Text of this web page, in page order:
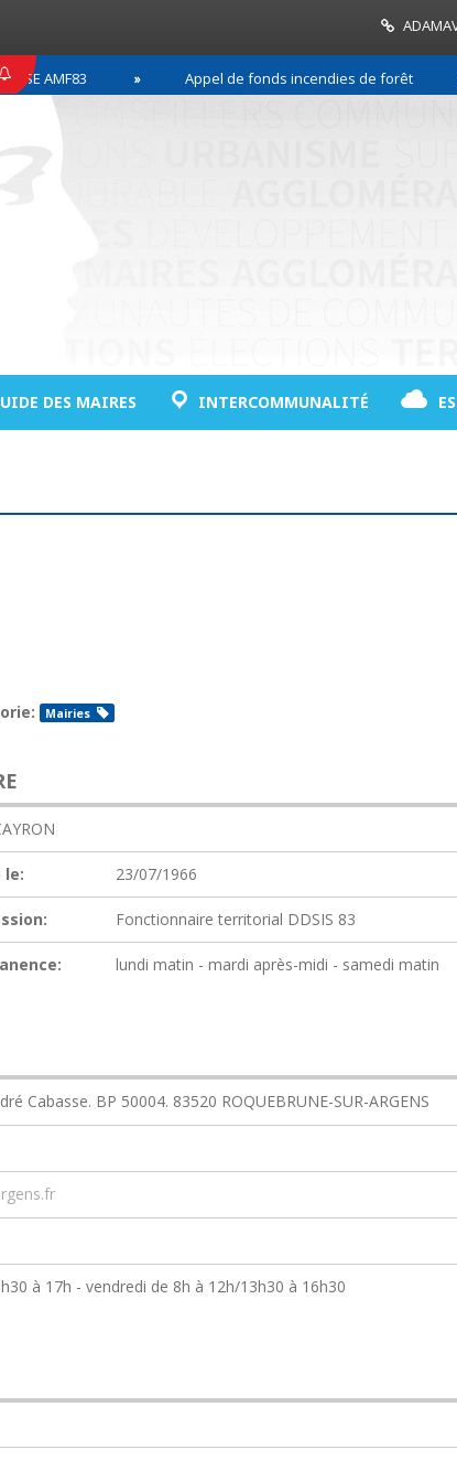
Appel de fonds incendies de forêt
DES MAIRES INTERCOMMUNALITÉ
Mairies
le: 23/07/1966
Fonctionnaire territorial DDSIS 83
lundi matin - mardi après-midi - samedi matin
Cabasse. BP 50004. 83520 ROQUEBRUNE-SUR-ARGENS
à 17h - vendredi de 8h à 12h/13h30 à 16h30